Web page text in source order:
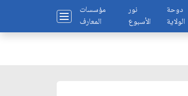
مؤسسات
المعارف
نور
الأسبوع
دوحة
الولاية